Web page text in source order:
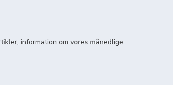
information om vores månedlige